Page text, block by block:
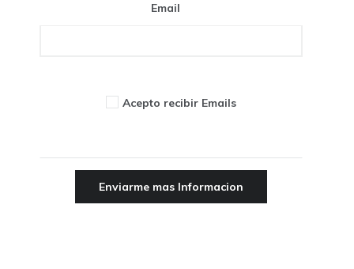
Email
Acepto recibir Emails